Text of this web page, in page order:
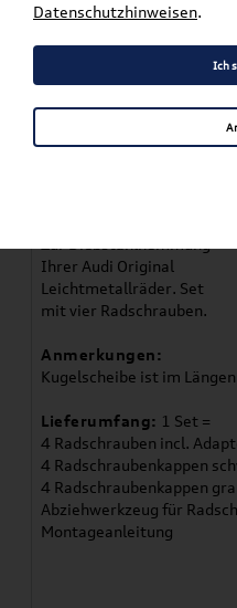
Original Audi
mit
x 1,5 x 45
Ihrer Audi Original
Leichtmetallräder. Set
mit vier Radschrauben.
Anmerkungen:
Kugelscheibe ist im
Lieferumfang: 1 Set =
4 Radschrauben incl.
4 Radschraubenkappen
4 Radschraubenkappen
Abziehwerkzeug für
Montageanleitung
Datenschutzhinweisen.
Ich